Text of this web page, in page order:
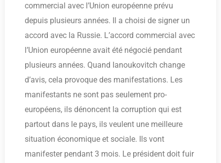
commercial avec l’Union européenne prévu
depuis plusieurs années. Il a choisi de signer un
accord avec la Russie. L’accord commercial avec
l’Union européenne avait été négocié pendant
plusieurs années. Quand Ianoukovitch change
d’avis, cela provoque des manifestations. Les
manifestants ne sont pas seulement pro-
européens, ils dénoncent la corruption qui est
partout dans le pays, ils veulent une meilleure
situation économique et sociale. Ils vont
manifester pendant 3 mois. Le président doit fuir